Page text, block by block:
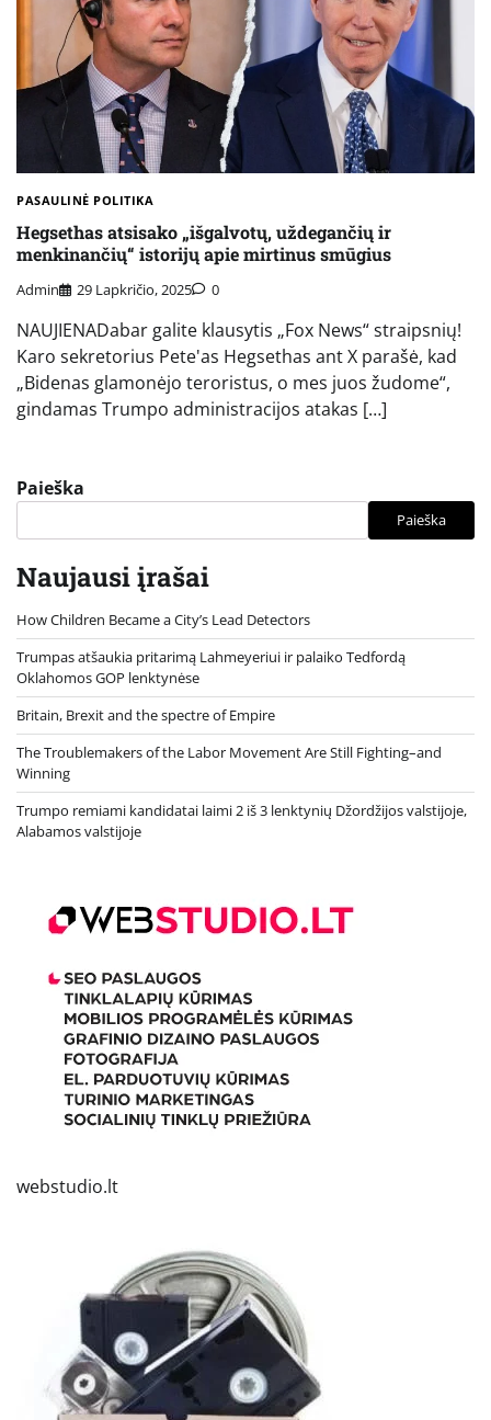
PASAULINĖ POLITIKA
Hegsethas atsisako „išgalvotų, uždegančių ir
menkinančių“ istorijų apie mirtinus smūgius
Admin 29 Lapkričio, 2025 0
NAUJIENADabar galite klausytis „Fox News“ straipsnių!
Karo sekretorius Pete'as Hegsethas ant X parašė, kad
„Bidenas glamonėjo teroristus, o mes juos žudome“,
gindamas Trumpo administracijos atakas […]
Paieška
Paieška
Naujausi įrašai
How Children Became a City’s Lead Detectors
Trumpas atšaukia pritarimą Lahmeyeriui ir palaiko Tedfordą
Oklahomos GOP lenktynėse
Britain, Brexit and the spectre of Empire
The Troublemakers of the Labor Movement Are Still Fighting–and
Winning
Trumpo remiami kandidatai laimi 2 iš 3 lenktynių Džordžijos valstijoje,
Alabamos valstijoje
webstudio.lt